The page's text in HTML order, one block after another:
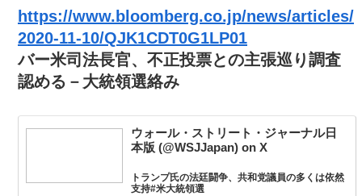
https://www.bloomberg.co.jp/news/articles/
2020-11-10/QJK1CDT0G1LP01
バー米司法長官、不正投票との主張巡り調査
認める－大統領選絡み
ウォール・ストリート・ジャーナル日
本版 (@WSJJapan) on X
トランプ氏の法廷闘争、共和党議員の多くは依然
支持#米大統領選